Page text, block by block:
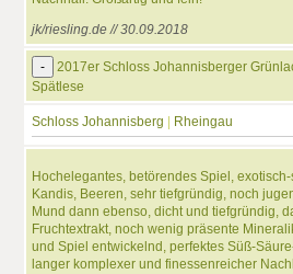
jk/riesling.de // 30.09.2018
-
2017er Schloss Johannisberger
Spätlese
Schloss Johannisberg Rheingau
Hochelegantes, betörendes Spiel,
Kandis, Beeren, sehr tiefgründig, noch
Mund dann ebenso, dicht und tiefgründig,
Fruchtextrakt, noch wenig präsente
und Spiel entwickelnd, perfektes Süß-
langer komplexer und finessenreicher